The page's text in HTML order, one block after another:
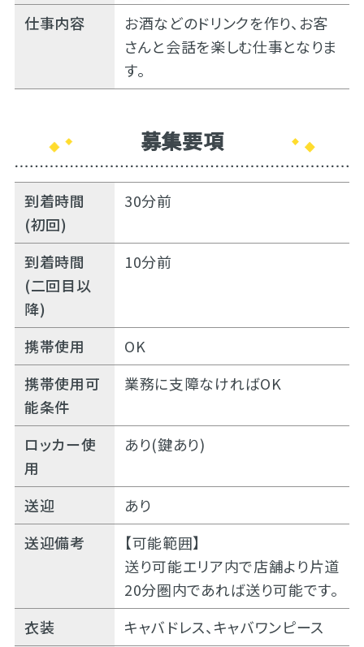
仕事内容
お酒などのドリンクを作り、お客
さんと会話を楽しむ仕事となりま
す。
募集要項
到着時間
(初回)
30分前
到着時間
(二回目以
降)
10分前
携帯使用
OK
携帯使用可
能条件
業務に支障なければOK
ロッカー使
用
あり(鍵あり)
送迎
あり
送迎備考
【可能範囲】
送り可能エリア内で店舗より片道
20分圏内であれば送り可能です。
衣装
キャバドレス、キャバワンピース